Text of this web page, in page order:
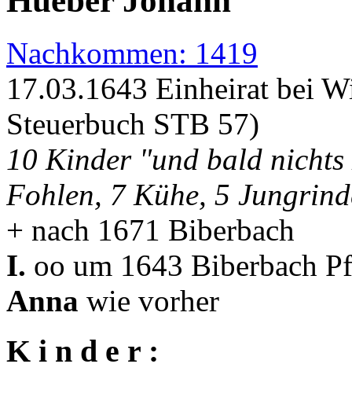
Nachkommen: 1419
17.03.1643 Einheirat bei
Steuerbuch STB 57)
10 Kinder "und bald nichts
Fohlen, 7 Kühe, 5
+ nach 1671 Biberbach
I. oo um 1643 Biberbach
Anna wie vorher
K i n d e r :